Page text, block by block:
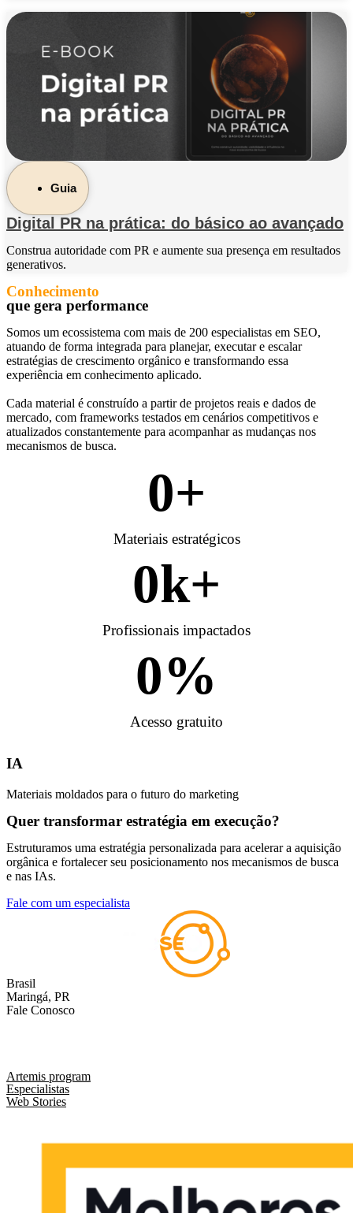
Guia
Digital PR na prática: do básico ao avançado
Construa autoridade com PR e aumente sua presença em resultados
generativos.
Conhecimento
que gera performance
Somos um ecossistema com mais de 200 especialistas em SEO,
atuando de forma integrada para planejar, executar e escalar
estratégias de crescimento orgânico e transformando essa
experiência em conhecimento aplicado.
Cada material é construído a partir de projetos reais e dados de
mercado, com frameworks testados em cenários competitivos e
atualizados constantemente para acompanhar as mudanças nos
mecanismos de busca.
0+
Materiais estratégicos
0k+
Profissionais impactados
0%
Acesso gratuito
IA
Materiais moldados para o futuro do marketing
Quer transformar estratégia em execução?
Estruturamos uma estratégia personalizada para acelerar a aquisição
orgânica e fortalecer seu posicionamento nos mecanismos de busca
e nas IAs.
Fale com um especialista
Brasil
Maringá, PR
Fale Conosco
Artemis program
Especialistas
Web Stories